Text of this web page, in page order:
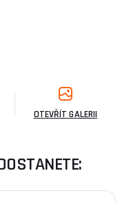
OTEVŘÍT GALERII